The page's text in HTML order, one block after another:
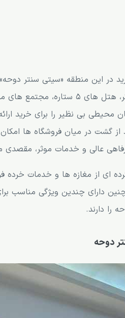
سنتر دوحه انجام دهید
در این منطقه «سیتی سنتر
شهر واقع شده و توسط دفاتر،
محیطی بی نظیر را برای خرید
از گشت در میان فروشگاه ها
رفاهی عالی و خدمات موثر، مقصدی
ای از مغازه ها و خدمات خرده
دارای چندین ویژگی مناسب
را دارند.
دوحه